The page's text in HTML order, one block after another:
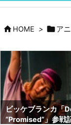
 HOME > ア
鬼滅の刃『映画無
VD＆Blu-reyが遂に